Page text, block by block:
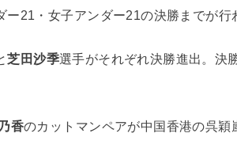
21・女子アンダー21の決勝までが行
芝田沙季選手がそれぞれ決勝進出。決
香のカットマンペアが中国香港の呉穎